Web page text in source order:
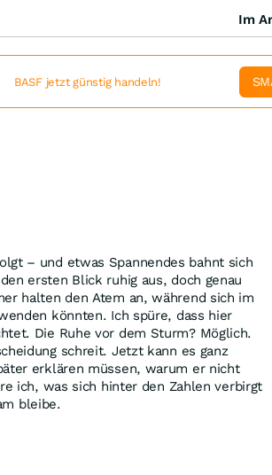
– und etwas Spannendes bahnt sich
ersten Blick ruhig aus, doch genau
halten den Atem an, während sich im
könnten. Ich spüre, dass hier
Die Ruhe vor dem Sturm? Möglich.
schreit. Jetzt kann es ganz
erklären müssen, warum er nicht
ich, was sich hinter den Zahlen verbirgt
bleibe.
Im
BASF jetzt günstig handeln!